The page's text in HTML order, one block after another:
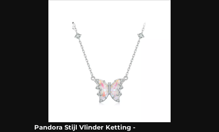
Pandora Stijl Vlinder Ketting -